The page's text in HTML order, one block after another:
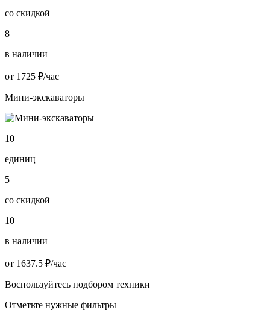
со скидкой
8
в наличии
от 1725 ₽/час
Мини-экскаваторы
10
единиц
5
со скидкой
10
в наличии
от 1637.5 ₽/час
Воспользуйтесь подбором техники
Отметьте нужные фильтры